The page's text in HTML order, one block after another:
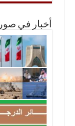
أخبار في صور